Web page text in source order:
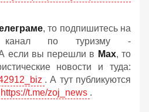
, то подпишитесь на
канал по туризму -
если вы перешли в Мах, то
новости и туда:
. А тут публикуются
https://t.me/zoj_news .